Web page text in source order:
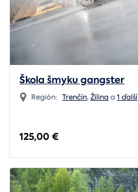
Škola šmyku gangster
Región: Trenčín,Žilina a 1 ďalší
125,00 €